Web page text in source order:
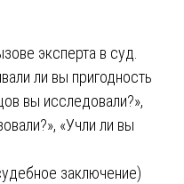
эксперта в суд.
ли вы пригодность
вы исследовали?»,
«Учли ли вы
заключение)